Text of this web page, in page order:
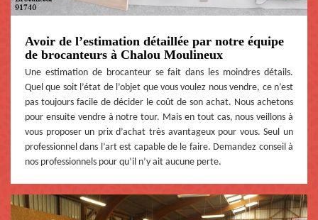
Avoir de l’estimation détaillée par notre équipe
de brocanteurs à Chalou Moulineux
Une estimation de brocanteur se fait dans les moindres détails.
Quel que soit l’état de l’objet que vous voulez nous vendre, ce n’est
pas toujours facile de décider le coût de son achat. Nous achetons
pour ensuite vendre à notre tour. Mais en tout cas, nous veillons à
vous proposer un prix d’achat très avantageux pour vous. Seul un
professionnel dans l’art est capable de le faire. Demandez conseil à
nos professionnels pour qu’il n’y ait aucune perte.